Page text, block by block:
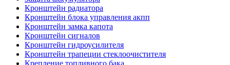
Кронштейн радиатора
Кронштейн блока управления акпп
Кронштейн замка капота
Кронштейн сигналов
Кронштейн гидроусилителя
Кронштейн трапеции стеклоочистителя
Крепление топливного бака